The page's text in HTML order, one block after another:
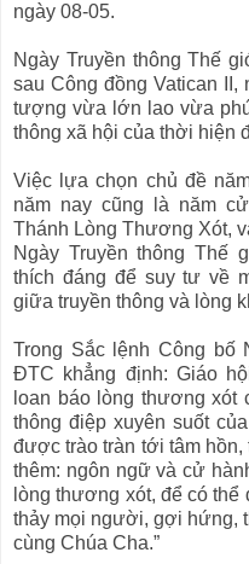
ngày 08-05.
Ngày Truyền thông Thế
sau Công đồng Vatican II,
tượng vừa lớn lao vừa
thông xã hội của thời hiện
Việc lựa chọn chủ đề
năm nay cũng là năm
Thánh Lòng Thương Xót,
Ngày Truyền thông Thế
thích đáng để suy tư về
giữa truyền thông và lòng
Trong Sắc lệnh Công bố
ĐTC khẳng định: Giáo
loan báo lòng thương xót
thông điệp xuyên suốt
được trào tràn tới tâm
thêm: ngôn ngữ và cử
lòng thương xót, để có
thảy mọi người, gợi hứng,
cùng Chúa Cha.”